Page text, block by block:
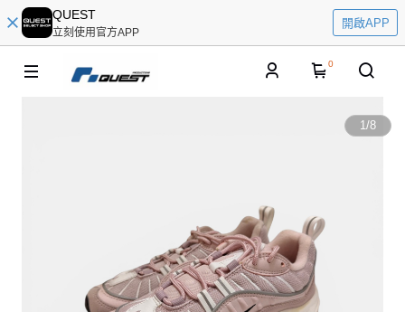
QUEST
立刻使用官方APP
開啟APP
0
1/8